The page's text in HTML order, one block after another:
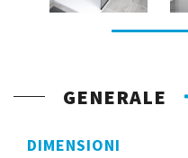
GENERALE
DIMENSIONI